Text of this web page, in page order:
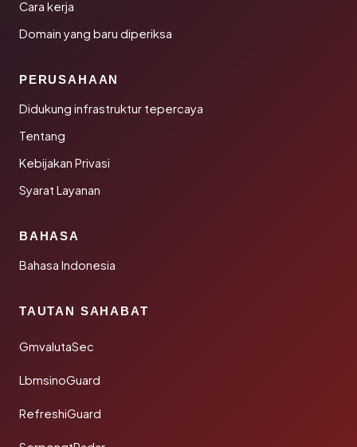
Cara kerja
Domain yang baru diperiksa
PERUSAHAAN
Didukung infrastruktur tepercaya
Tentang
Kebijakan Privasi
Syarat Layanan
BAHASA
Bahasa Indonesia
TAUTAN SAHABAT
GmvalutaSec
LbmsinoGuard
RefreshiGuard